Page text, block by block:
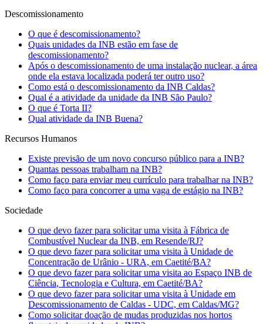
Descomissionamento
O que é descomissionamento?
Quais unidades da INB estão em fase de
descomissionamento?
Após o descomissionamento de uma instalação nuclear, a área
onde ela estava localizada poderá ter outro uso?
Como está o descomissionamento da INB Caldas?
Qual é a atividade da unidade da INB São Paulo?
O que é Torta II?
Qual atividade da INB Buena?
Recursos Humanos
Existe previsão de um novo concurso público para a INB?
Quantas pessoas trabalham na INB?
Como faço para enviar meu currículo para trabalhar na INB?
Como faço para concorrer a uma vaga de estágio na INB?
Sociedade
O que devo fazer para solicitar uma visita à Fábrica de
Combustível Nuclear da INB, em Resende/RJ?
O que devo fazer para solicitar uma visita à Unidade de
Concentração de Urânio - URA, em Caetité/BA?
O que devo fazer para solicitar uma visita ao Espaço INB de
Ciência, Tecnologia e Cultura, em Caetité/BA?
O que devo fazer para solicitar uma visita à Unidade em
Descomissionamento de Caldas - UDC, em Caldas/MG?
Como solicitar doação de mudas produzidas nos hortos